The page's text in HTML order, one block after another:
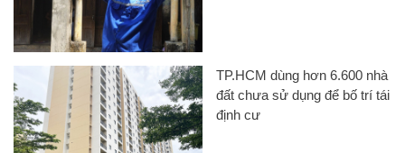
TP.HCM dùng hơn 6.600 nhà
đất chưa sử dụng để bố trí tái
định cư